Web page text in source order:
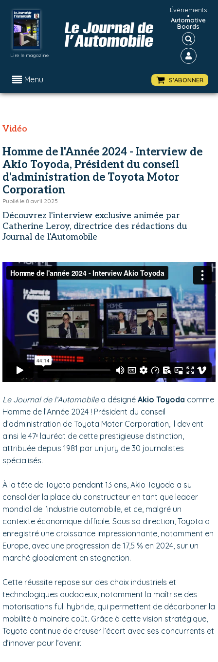
Lire le magazine
Événements
•
Automotive
Boards
Menu S'ABONNER
Vidéo
Homme de l'Année 2024 - Interview de
Akio Toyoda, Président du conseil
d'administration de Toyota Motor
Corporation
Publié le 8 avril 2025
Découvrez l'interview exclusive animée par
Catherine Leroy, directrice des rédactions du
Journal de l'Automobile
Le Journal de l’Automobilea désigné Akio Toyoda comme
Homme de l’Année 2024 ! Président du conseil
d’administration de Toyota Motor Corporation, il devient
ainsi le 47ᵉ lauréat de cette prestigieuse distinction,
attribuée depuis 1981 par un jury de 30 journalistes
spécialisés.
À la tête de Toyota pendant 13 ans, Akio Toyoda a su
consolider la place du constructeur en tant que leader
mondial de l’industrie automobile, et ce, malgré un
contexte économique difficile. Sous sa direction, Toyota a
enregistré une croissance impressionnante, notamment en
Europe, avec une progression de 17,5 % en 2024, sur un
marché globalement en stagnation.
Cette réussite repose sur des choix industriels et
technologiques audacieux, notamment la maîtrise des
motorisations full hybride, qui permettent de décarboner la
mobilité à moindre coût. Grâce à cette vision stratégique,
Toyota continue de creuser l’écart avec ses concurrents et
d’innover pour l’avenir.